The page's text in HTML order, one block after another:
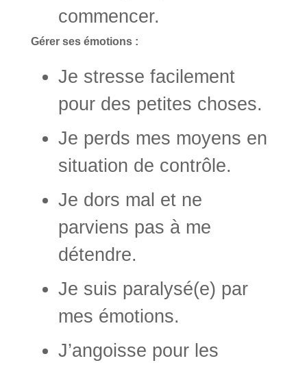
commencer.
Gérer ses émotions :
Je stresse facilement
pour des petites choses.
Je perds mes moyens en
situation de contrôle.
Je dors mal et ne
parviens pas à me
détendre.
Je suis paralysé(e) par
mes émotions.
J’angoisse pour les